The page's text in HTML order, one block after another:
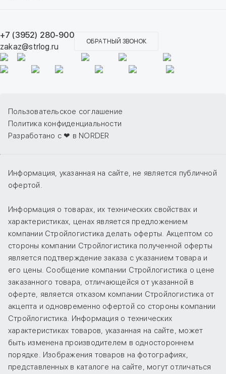
+7 (3952) 280-900
zakaz@strlog.ru
ОБРАТНЫЙ ЗВОНОК
Пользовательское соглашение
Политика конфиденциальности
Разработано с ❤ в NORDER
Информация, указанная на сайте, не является публичной
офертой.
Информация о товарах, их технических свойствах и
характеристиках, ценах является предложением
компании Стройлогистика делать оферты. Акцептом со
стороны компании Стройлогистика полученной оферты
является подтверждение заказа с указанием товара и
его цены. Сообщение компании Стройлогистика о цене
заказанного товара, отличающейся от указанной в
оферте, является отказом компании Стройлогистика от
акцепта и одновременно офертой со стороны компании
Стройлогистика. Информация о технических
характеристиках товаров, указанная на сайте, может
быть изменена производителем в одностороннем
порядке. Изображения товаров на фотографиях,
представленных в каталоге на сайте, могут отличаться